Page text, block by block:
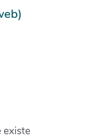
existe